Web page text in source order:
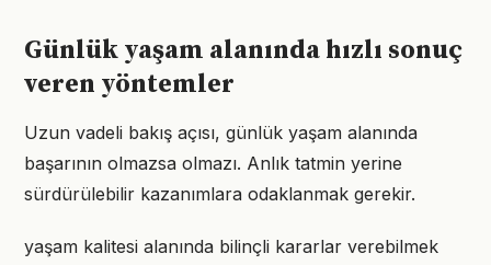
Günlük yaşam alanında hızlı sonuç
veren yöntemler
Uzun vadeli bakış açısı, günlük yaşam alanında
başarının olmazsa olmazı. Anlık tatmin yerine
sürdürülebilir kazanımlara odaklanmak gerekir.
yaşam kalitesi alanında bilinçli kararlar verebilmek